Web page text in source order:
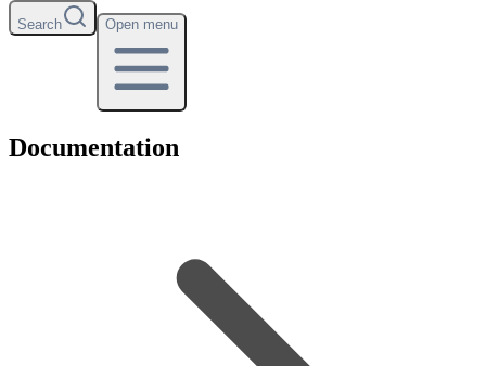
Search Open menu
Documentation